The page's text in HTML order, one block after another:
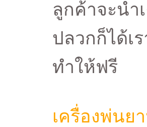
ลูกค้าจะนำ
ปลวกก็ได้เ
ทำให้ฟรี
เครื่องพ่นย